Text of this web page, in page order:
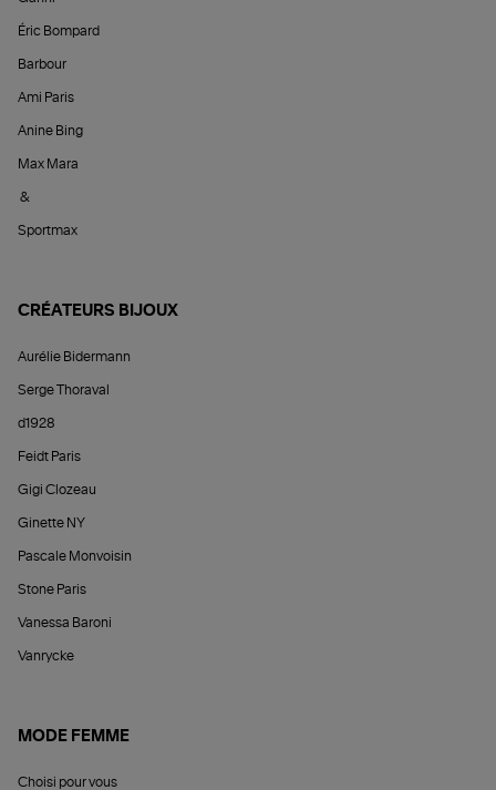
Éric Bompard
Barbour
Ami Paris
Anine Bing
Max Mara
&
Sportmax
CRÉATEURS BIJOUX
Aurélie Bidermann
Serge Thoraval
d1928
Feidt Paris
Gigi Clozeau
Ginette NY
Pascale Monvoisin
Stone Paris
Vanessa Baroni
Vanrycke
MODE FEMME
Choisi pour vous